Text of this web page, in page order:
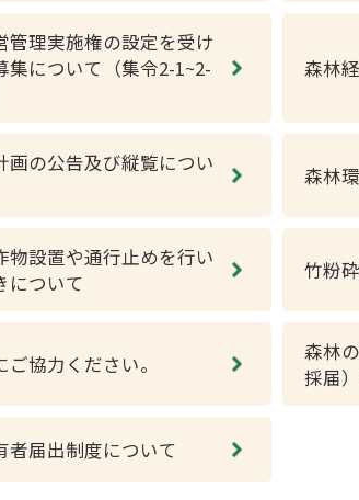
管理実施権の設定を受け
集について（集令2-1~2-
森林
画の公告及び縦覧につい
森林
物設置や通行止めを行い
について
竹粉
協力ください。
森林
採届
者届出制度について